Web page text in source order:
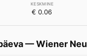
€ 0.06
—Wiener